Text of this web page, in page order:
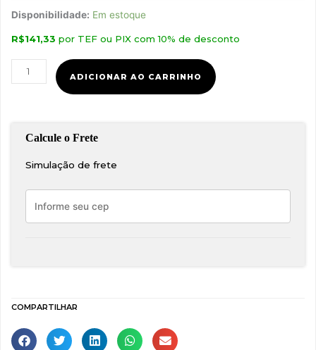
Disponibilidade: Em estoque
R$141,33 por TEF ou PIX com 10% de desconto
Tampa
vermelha
SPA
quantidade
ADICIONAR AO CARRINHO
Simulação de frete
COMPARTILHAR